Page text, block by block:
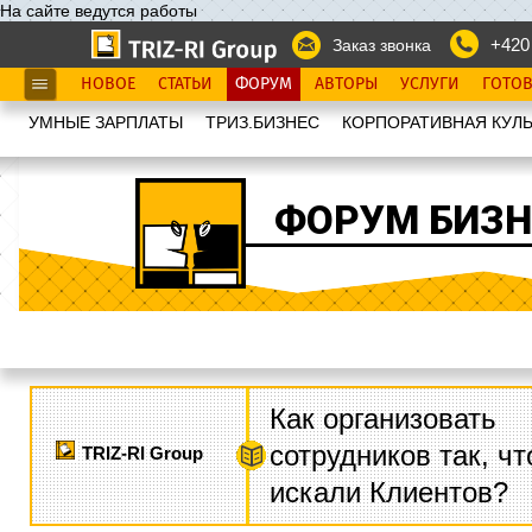
На сайте ведутся работы
Заказ звонка
НОВОЕ СТАТЬИ ФОРУМ АВТОРЫ УСЛУГИ
УМНЫЕ ЗАРПЛАТЫ ТРИЗ.БИЗНЕС КОРПОРАТИВНАЯ
ФОРУМ
TRIZ-RI Group
Как организовать
сотрудников так,
искали Клиентов?